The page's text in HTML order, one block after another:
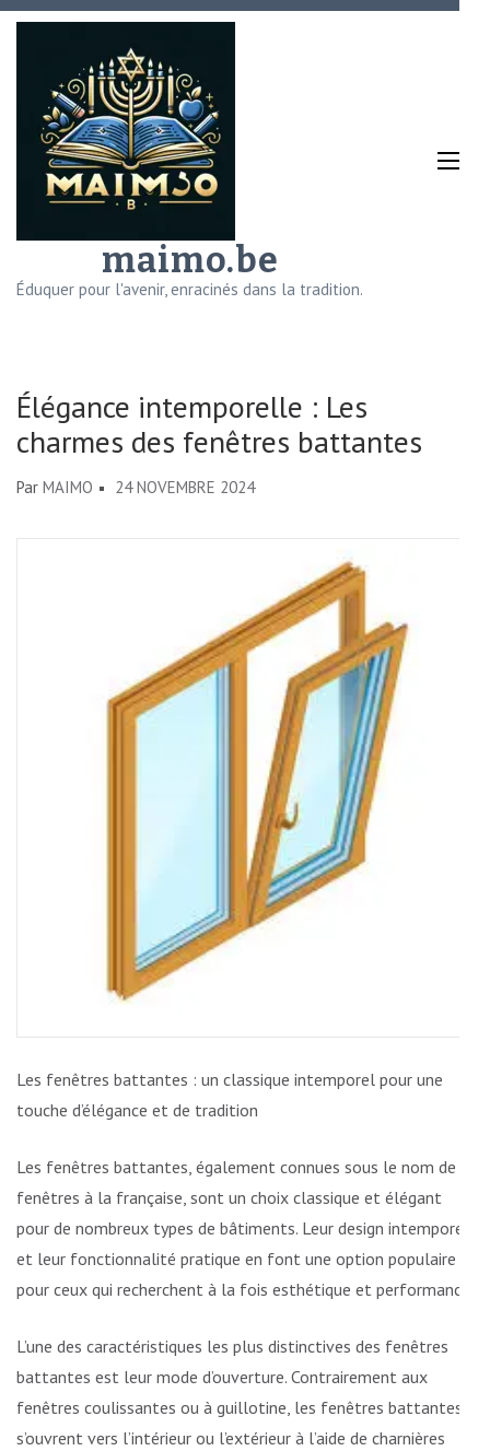
Aller
(Pressez
Entrée)
maimo.be
Éduquer pour l'avenir, enracinés dans la tradition.
Élégance intemporelle : Les
charmes des fenêtres battantes
Par MAIMO 24 NOVEMBRE 2024
Les fenêtres battantes : un classique intemporel pour une
touche d’élégance et de tradition
Les fenêtres battantes, également connues sous le nom de
fenêtres à la française, sont un choix classique et élégant
pour de nombreux types de bâtiments. Leur design intemporel
et leur fonctionnalité pratique en font une option populaire
pour ceux qui recherchent à la fois esthétique et performance.
L’une des caractéristiques les plus distinctives des fenêtres
battantes est leur mode d’ouverture. Contrairement aux
fenêtres coulissantes ou à guillotine, les fenêtres battantes
s’ouvrent vers l’intérieur ou l’extérieur à l’aide de charnières